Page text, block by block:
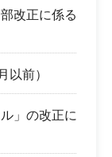
改正に係る
以前）
」の改正に